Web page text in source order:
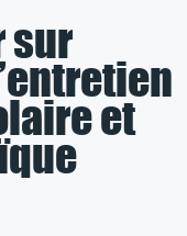
sur
et